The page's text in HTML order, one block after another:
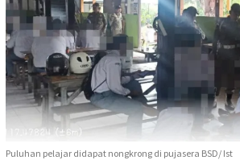
Puluhan pelajar didapat nongkrong di pujasera BSD/ Ist